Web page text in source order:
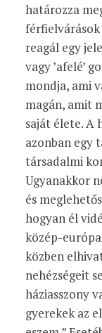
határozza
reagál egy
vagy ’afelé’
mondja, ami
magán, amit
saját élete. A
azonban egy
társadalmi
Ugyanakkor
és
hogyan él
közép-
közben
nehézségeit
háziasszony
gyerekek az